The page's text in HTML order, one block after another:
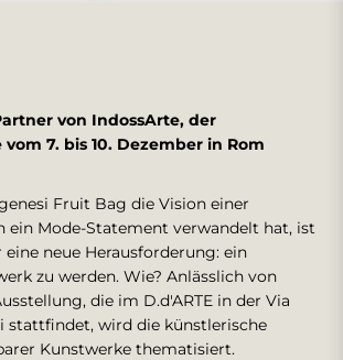
von IndossArte, der
7. bis 10. Dezember in Rom
Fruit Bag die Vision einer
ein Mode-Statement verwandelt hat, ist
neue Herausforderung: ein
zu werden. Wie? Anlässlich von
die im D.d'ARTE in der Via
stattfindet, wird die künstlerische
Kunstwerke thematisiert.